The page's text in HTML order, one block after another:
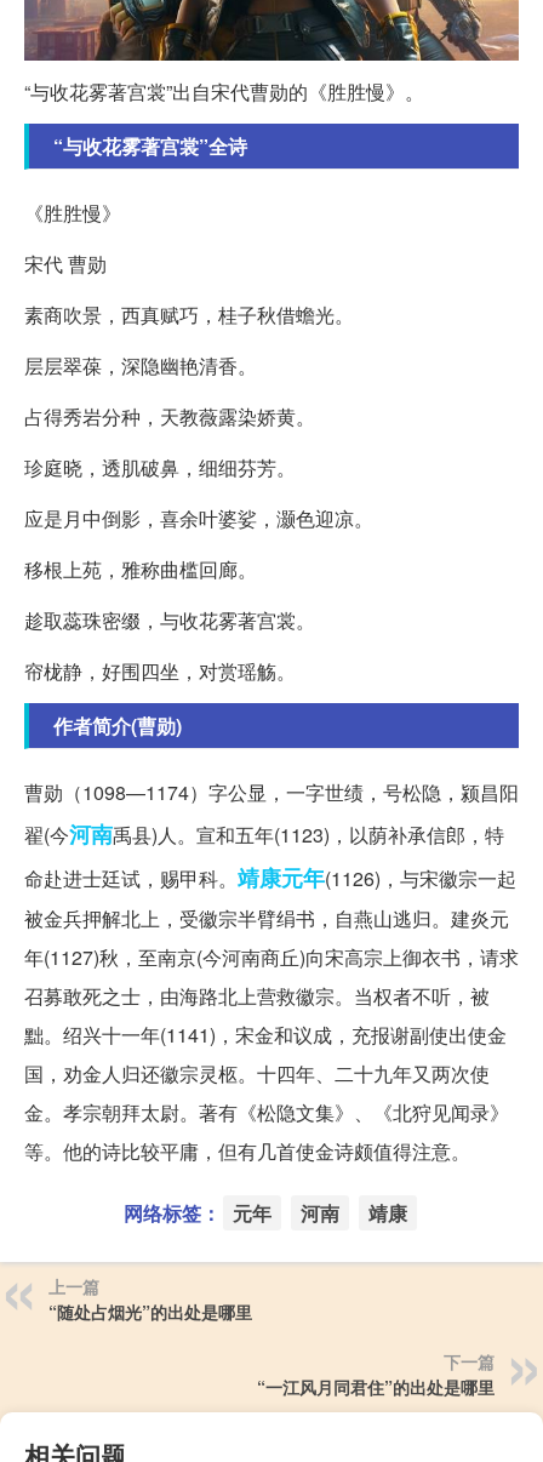
“与收花雾著宫裳”出自宋代曹勋的《胜胜慢》。
“与收花雾著宫裳”全诗
《胜胜慢》
宋代 曹勋
素商吹景，西真赋巧，桂子秋借蟾光。
层层翠葆，深隐幽艳清香。
占得秀岩分种，天教薇露染娇黄。
珍庭晓，透肌破鼻，细细芬芳。
应是月中倒影，喜余叶婆娑，灏色迎凉。
移根上苑，雅称曲槛回廊。
趁取蕊珠密缀，与收花雾著宫裳。
帘栊静，好围四坐，对赏瑶觞。
作者简介(曹勋)
曹勋（1098—1174）字公显，一字世绩，号松隐，颍昌阳
翟(今河南禹县)人。宣和五年(1123)，以荫补承信郎，特
命赴进士廷试，赐甲科。 靖康元年(1126)，与宋徽宗一起
被金兵押解北上，受徽宗半臂绢书，自燕山逃归。建炎元
年(1127)秋，至南京(今河南商丘)向宋高宗上御衣书，请求
召募敢死之士，由海路北上营救徽宗。当权者不听，被
黜。绍兴十一年(1141)，宋金和议成，充报谢副使出使金
国，劝金人归还徽宗灵柩。十四年、二十九年又两次使
金。孝宗朝拜太尉。著有《松隐文集》、《北狩见闻录》
等。他的诗比较平庸，但有几首使金诗颇值得注意。
网络标签： 元年 河南 靖康
上一篇
“随处占烟光”的出处是哪里
下一篇
“一江风月同君住”的出处是哪里